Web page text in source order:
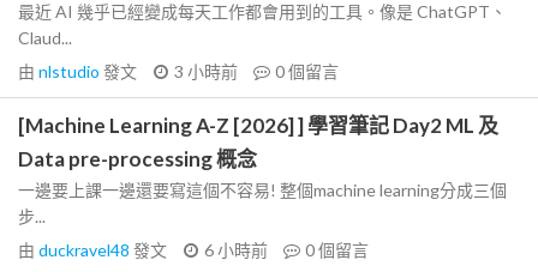
最近 AI 幾乎已經變成每天工作都會用到的工具。像是 ChatGPT、
Claud...
由 nlstudio 發文 3 小時前 0個留言
[Machine Learning A-Z [2026] ] 學習筆記 Day2 ML 及
Data pre-processing 概念
一邊要上課一邊還要寫這個不容易! 整個machine learning分成三個
步...
由 duckravel48 發文 6 小時前 0個留言